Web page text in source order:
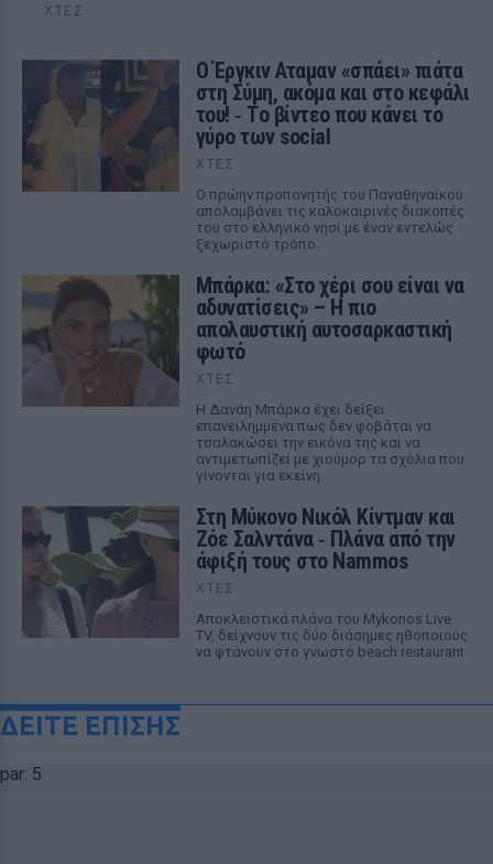
ΧΤΕΣ
Ο Έργκιν Αταμαν «σπάει» πιάτα
στη Σύμη, ακόμα και στο κεφάλι
του! ‑ Tο βίντεο που κάνει το
γύρο των social
ΧΤΕΣ
Ο πρώην προπονητής του Παναθηναϊκού
απολαμβάνει τις καλοκαιρινές διακοπές
του στο ελληνικό νησί με έναν εντελώς
ξεχωριστό τρόπο.
Μπάρκα: «Στο χέρι σου είναι να
αδυνατίσεις» – Η πιο
απολαυστική αυτοσαρκαστική
φωτό
ΧΤΕΣ
Η Δανάη Μπάρκα έχει δείξει
επανειλημμένα πως δεν φοβάται να
τσαλακώσει την εικόνα της και να
αντιμετωπίζει με χιούμορ τα σχόλια που
γίνονται για εκείνη.
Στη Μύκονο Νικόλ Κίντμαν και
Ζόε Σαλντάνα ‑ Πλάνα από την
άφιξή τους στο Nammos
ΧΤΕΣ
Αποκλειστικά πλάνα του Mykonos Live
TV, δείχνουν τις δύο διάσημες ηθοποιούς
να φτάνουν στο γνωστό beach restaurant
ΔΕΙΤΕ ΕΠΙΣΗΣ
par: 5